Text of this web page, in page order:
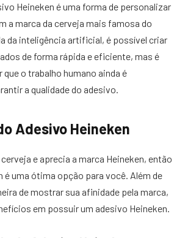
Heineken é uma forma de personalizar
a marca da cerveja mais famosa do
da inteligência artificial, é possível criar
de forma rápida e eficiente, mas é
o trabalho humano ainda é
a qualidade do adesivo.
Adesivo Heineken
e aprecia a marca Heineken, então
é uma ótima opção para você. Além de
de mostrar sua afinidade pela marca,
em possuir um adesivo Heineken.